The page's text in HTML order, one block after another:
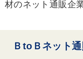
営業 仕事術・ビジ
材のネット通販企
の解消に着目し、
共同出資して創業
及ぶ扱い商品群、
ＢtoＢネット